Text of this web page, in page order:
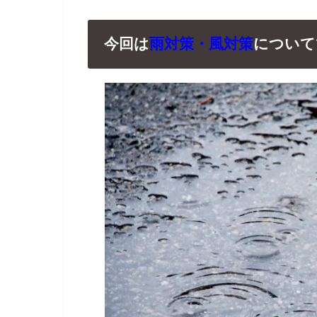
今回は雨対策・風対策につい